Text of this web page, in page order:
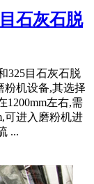
石灰石脱
325目石灰石脱
粉机设备,其选择
1200mm左右,需
可进入磨粉机进
...